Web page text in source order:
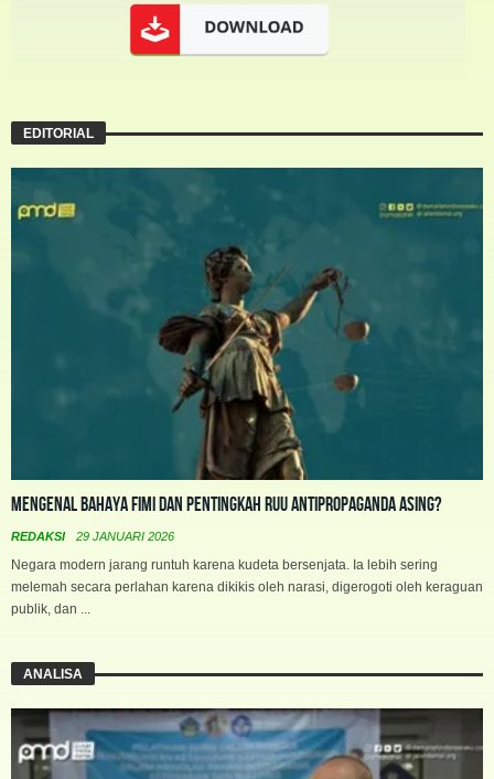
EDITORIAL
Mengenal Bahaya FIMI dan Pentingkah RUU Antipropaganda Asing?
REDAKSI 29 JANUARI 2026
Negara modern jarang runtuh karena kudeta bersenjata. Ia lebih sering
melemah secara perlahan karena dikikis oleh narasi, digerogoti oleh keraguan
publik, dan ...
ANALISA